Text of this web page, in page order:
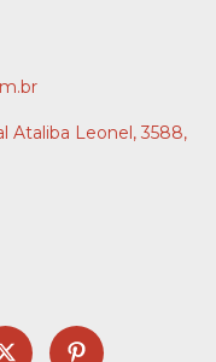
Ataliba Leonel, 3588,